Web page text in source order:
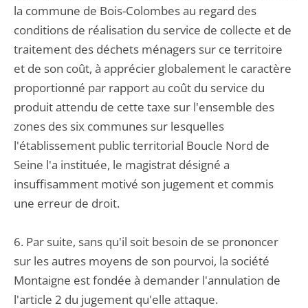
la commune de Bois-Colombes au regard des
conditions de réalisation du service de collecte et de
traitement des déchets ménagers sur ce territoire
et de son coût, à apprécier globalement le caractère
proportionné par rapport au coût du service du
produit attendu de cette taxe sur l'ensemble des
zones des six communes sur lesquelles
l'établissement public territorial Boucle Nord de
Seine l'a instituée, le magistrat désigné a
insuffisamment motivé son jugement et commis
une erreur de droit.
6. Par suite, sans qu'il soit besoin de se prononcer
sur les autres moyens de son pourvoi, la société
Montaigne est fondée à demander l'annulation de
l'article 2 du jugement qu'elle attaque.